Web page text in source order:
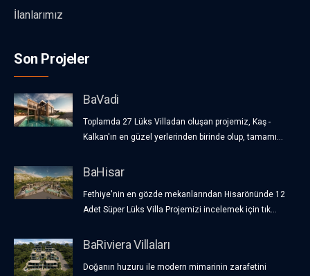
İlanlarımız
Son Projeler
BaVadi
Toplamda 27 Lüks Villadan oluşan projemiz, Kaş -
Kalkan'ın en güzel yerlerinden birinde olup, tamamı...
BaHisar
Fethiye'nin en gözde mekanlarından Hisarönünde 12
Adet Süper Lüks Villa Projemizi incelemek için tık...
BaRiviera Villaları
Doğanın huzuru ile modern mimarinin zarafetini